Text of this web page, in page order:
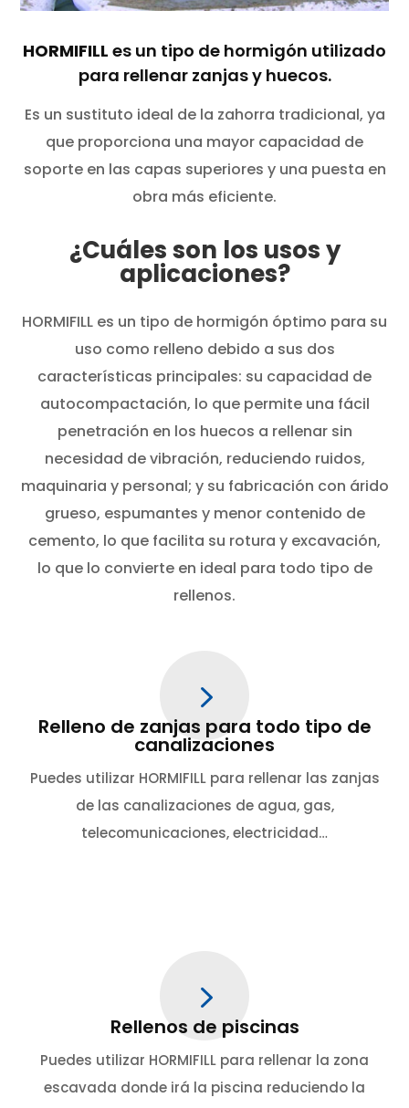
HORMIFILL es un tipo de hormigón utilizado
para rellenar zanjas y huecos.
Es un sustituto ideal de la zahorra tradicional, ya
que proporciona una mayor capacidad de
soporte en las capas superiores y una puesta en
obra más eficiente.
¿Cuáles son los usos y
aplicaciones?
HORMIFILL es un tipo de hormigón óptimo para su
uso como relleno debido a sus dos
características principales: su capacidad de
autocompactación, lo que permite una fácil
penetración en los huecos a rellenar sin
necesidad de vibración, reduciendo ruidos,
maquinaria y personal; y su fabricación con árido
grueso, espumantes y menor contenido de
cemento, lo que facilita su rotura y excavación,
lo que lo convierte en ideal para todo tipo de
rellenos.
5
Relleno de zanjas para todo tipo de
canalizaciones
Puedes utilizar HORMIFILL para rellenar las zanjas
de las canalizaciones de agua, gas,
telecomunicaciones, electricidad…
5
Rellenos de piscinas
Puedes utilizar HORMIFILL para rellenar la zona
escavada donde irá la piscina reduciendo la